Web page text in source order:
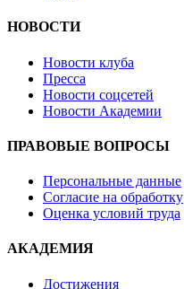
НОВОСТИ
Новости клуба
Пресса
Новости соцсетей
Новости Академии
ПРАВОВЫЕ ВОПРОСЫ
Персональные данные
Согласие на обработку
Оценка условий труда
АКАДЕМИЯ
Достижения